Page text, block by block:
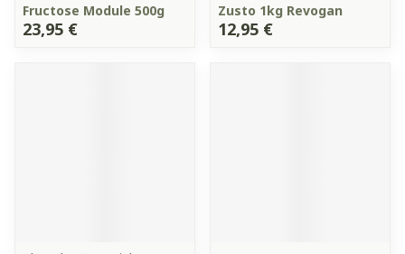
Fructose Module 500g
23,95 €
Zusto 1kg Revogan
12,95 €